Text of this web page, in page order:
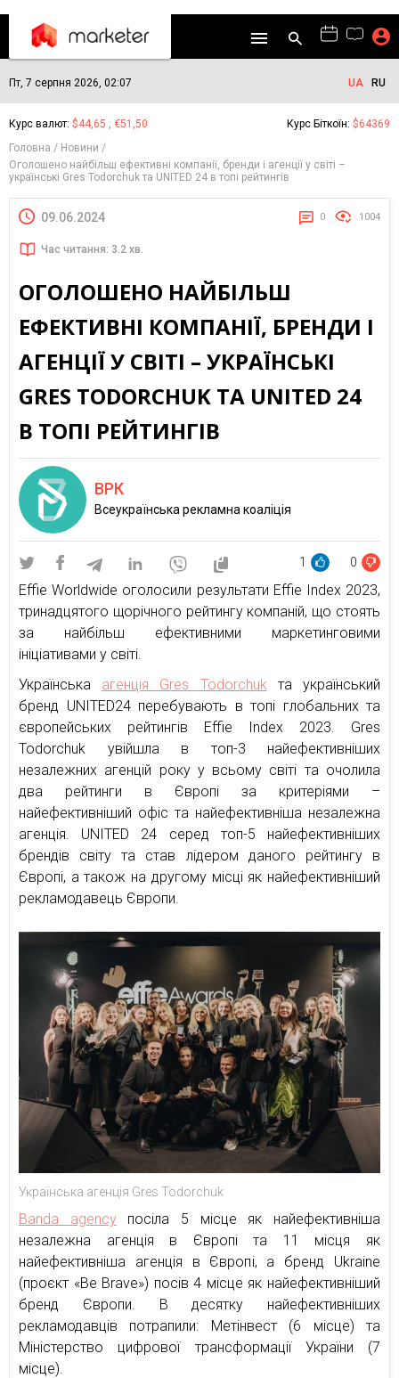
Пт, 7 серпня 2026, 02:07 UA RU
Курс валют: $44,65 , €51,50 Курс Біткоїн: $64369
Головна
Новини
Оголошено найбільш ефективні компанії, бренди і агенції у світі –
українські Gres Todorchuk та UNITED 24 в топі рейтингів
09.06.2024 0 1004
Час читання: 3.2 хв.
ОГОЛОШЕНО НАЙБІЛЬШ
ЕФЕКТИВНІ КОМПАНІЇ, БРЕНДИ І
АГЕНЦІЇ У СВІТІ – УКРАЇНСЬКІ
GRES TODORCHUK ТА UNITED 24
В ТОПІ РЕЙТИНГІВ
ВРК
Всеукраїнська рекламна коаліція
1 0
Effie Worldwide оголосили результати Effie Index 2023,
тринадцятого щорічного рейтингу компаній, що стоять
за найбільш ефективними маркетинговими
ініціативами у світі.
Українська агенція Gres Todorchukта український
бренд UNITED24 перебувають в топі глобальних та
європейських рейтингів Effie Index 2023. Gres
Todorchuk увійшла в топ-3 найефективніших
незалежних агенцій року у всьому світі та очолила
два рейтинги в Європі за критеріями –
найефективніший офіс та найефективніша незалежна
агенція. UNITED 24 серед топ-5 найефективніших
брендів світу та став лідером даного рейтингу в
Європі, а також на другому місці як найефективніший
рекламодавець Європи.
Українська агенція Gres Todorchuk
Banda agencyпосіла 5 місце як найефективніша
незалежна агенція в Європі та 11 місця як
найефективніша агенція в Європі, а бренд Ukraine
(проєкт «Be Brave») посів 4 місце як найефективніший
бренд Європи. В десятку найефективніших
рекламодавців потрапили: Метінвест (6 місце) та
Міністерство цифрової трансформації України (7
місце).